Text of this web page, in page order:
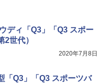
ディ「Q3」「Q3 スポー
2世代）
2020年7月8日
「Q3」「Q3 スポーツバ